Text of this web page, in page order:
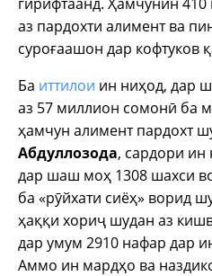
аз пардохти алимент ва
суроғаашон дар кофтуков
Ба иттилои ин ниҳод, дар
аз 57 миллион сомонӣ ба
ҳамчун алимент пардохт
Абдуллозода, сардори ин
дар шаш моҳ 1308 шахси
ба «рӯйхати сиёҳ» ворид
ҳаққи хориҷ шудан аз
дар умум 2910 нафар дар
Аммо ин мардҳо ва